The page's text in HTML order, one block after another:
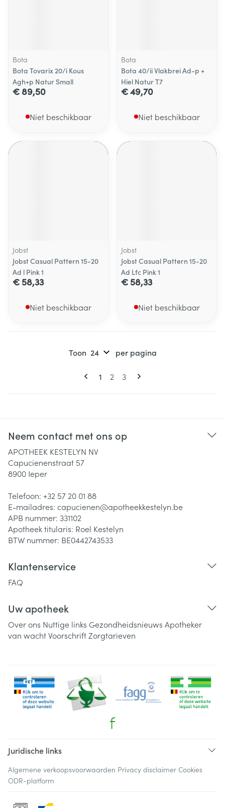
Bota
Bota Tovarix 20/i Kous
Agh+p Natur Small
€ 89,50
Niet beschikbaar
Bota
Bota 40/ii Vlakbrei Ad-p +
Hiel Natur T7
€ 49,70
Niet beschikbaar
Jobst
Jobst Casual Pattern 15-20
Ad l Pink 1
€ 58,33
Niet beschikbaar
Jobst
Jobst Casual Pattern 15-20
Ad Lfc Pink 1
€ 58,33
Niet beschikbaar
Pagina's
U lees momenteel pagina
1 Pagina
2 Pagina
3
Toon per pagina
Neem contact met ons op
APOTHEEK KESTELYN NV
Capucienenstraat 57
8900 Ieper
Telefoon: +32 57 20 01 88
E-mailadres: capucienen@apotheekkestelyn.be
APB nummer: 331102
Apotheek titularis: Roel Kestelyn
BTW nummer: BE0442743533
Klantenservice
FAQ
Uw apotheek
Over ons Nuttige links Gezondheidsnieuws Apotheker
van wachtVoorschriftZorgtarieven
Juridische links
Algemene verkoopsvoorwaarden Privacy disclaimer Cookies
ODR-platform